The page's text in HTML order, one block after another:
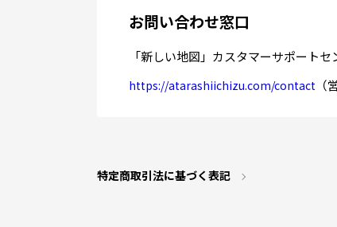
お問い合わせ窓口
「新しい地図」カスタマーサポートセ
https://atarashiichizu.com/contact （
特定商取引法に基づく表記